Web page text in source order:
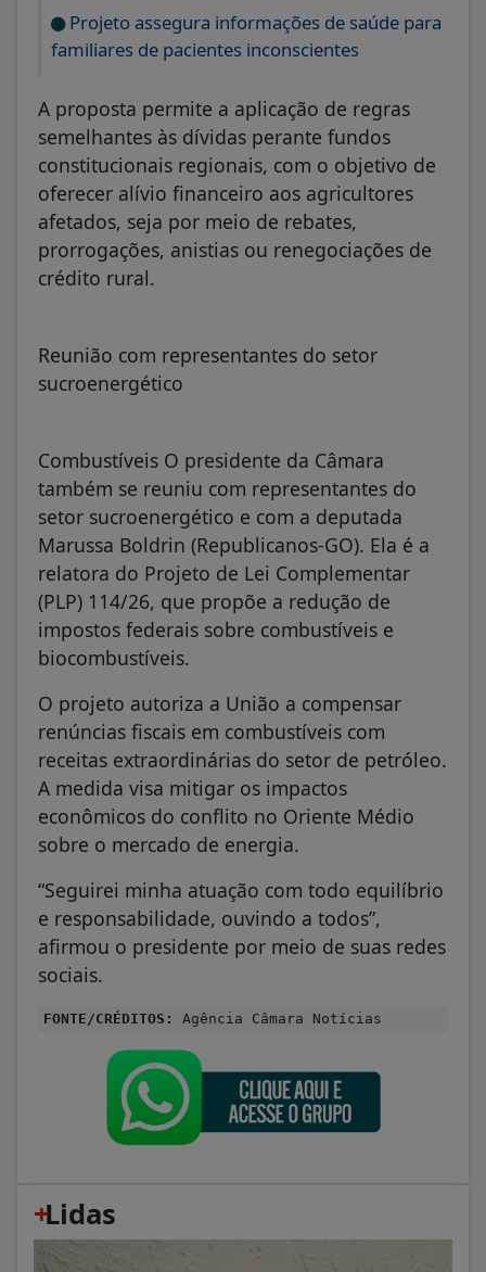
Projeto assegura informações de saúde para
familiares de pacientes inconscientes
A proposta permite a aplicação de regras
semelhantes às dívidas perante fundos
constitucionais regionais, com o objetivo de
oferecer alívio financeiro aos agricultores
afetados, seja por meio de rebates,
prorrogações, anistias ou renegociações de
crédito rural.
Reunião com representantes do setor
sucroenergético
Combustíveis O presidente da Câmara
também se reuniu com representantes do
setor sucroenergético e com a deputada
Marussa Boldrin (Republicanos-GO). Ela é a
relatora do Projeto de Lei Complementar
(PLP) 114/26, que propõe a redução de
impostos federais sobre combustíveis e
biocombustíveis.
O projeto autoriza a União a compensar
renúncias fiscais em combustíveis com
receitas extraordinárias do setor de petróleo.
A medida visa mitigar os impactos
econômicos do conflito no Oriente Médio
sobre o mercado de energia.
“Seguirei minha atuação com todo equilíbrio
e responsabilidade, ouvindo a todos”,
afirmou o presidente por meio de suas redes
sociais.
FONTE/CRÉDITOS: Agência Câmara Notícias
+
Lidas